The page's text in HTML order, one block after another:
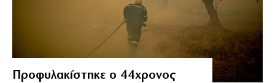
Προφυλακίστηκε ο 44χρονος